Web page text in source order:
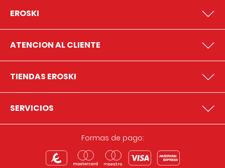
EROSKI
ATENCION AL CLIENTE
TIENDAS EROSKI
SERVICIOS
Formas de pago: